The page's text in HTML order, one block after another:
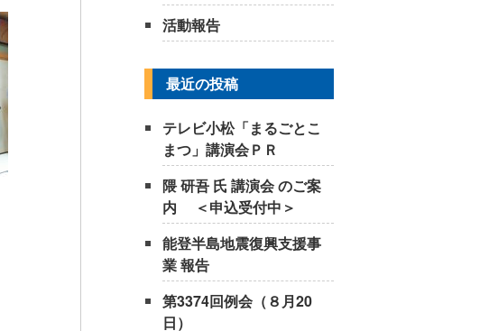
活動報告
最近の投稿
テレビ小松「まるごとこ
まつ」講演会ＰＲ
隈 研吾 氏 講演会 のご案
内 ＜申込受付中＞
能登半島地震復興支援事
業 報告
第3374回例会（８月20
日）